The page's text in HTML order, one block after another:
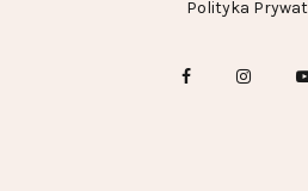
Polityka